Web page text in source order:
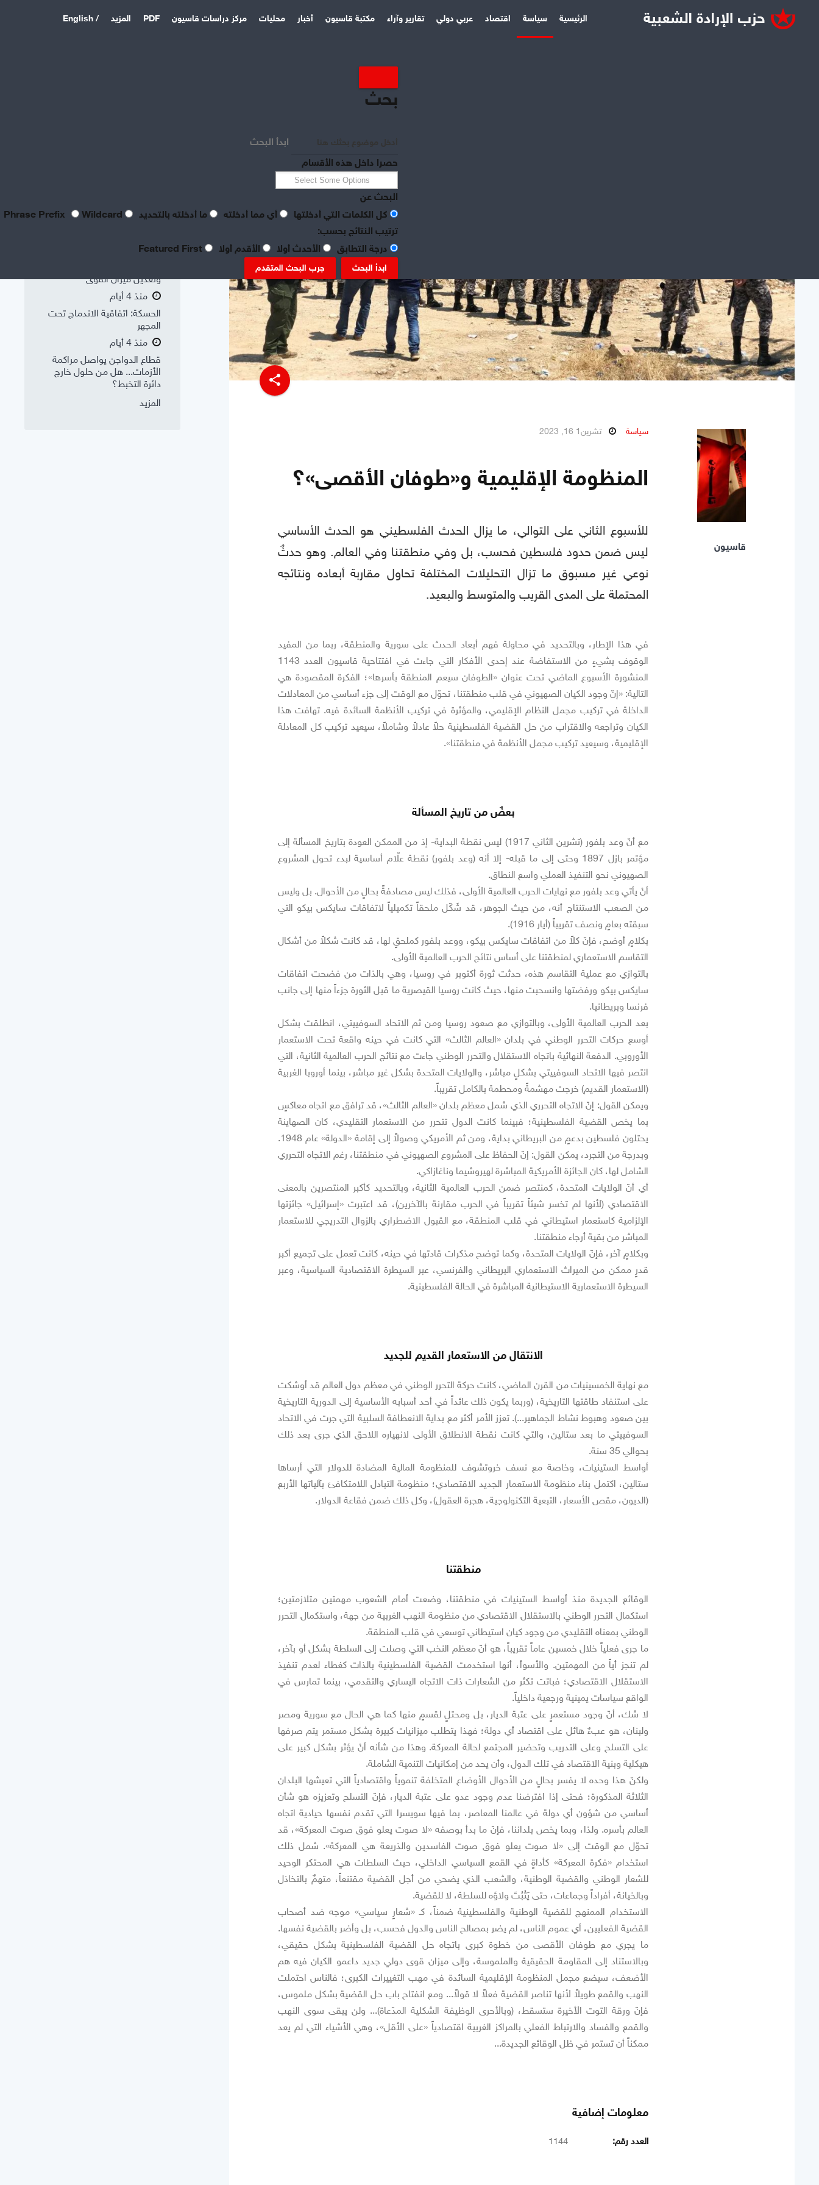
الرئيسية سياسة اقتصاد عربي دولي تقارير وآراء مكتبة قاسيون أخبار محليات مركز دراسات قاسيون PDF المزيد / English
بحث
ابدأ البحث
حصرا داخل هذه الأقسام
البحث عن
كل الكلمات التي أدخلتها
أي مما أدخلته ما أدخلته بالتحديد
Wildcard
ترتيب النتائج بحسب:
درجة التطابق
الأحدث أولا الأقدم أولا
ابدأ البحث جرب البحث المتقدم
share
قاسيون
سياسة تشرين1 16, 2023
المنظومة الإقليمية و«طوفان الأقصى»؟
للأسبوع الثاني على التوالي، ما يزال الحدث الفلسطيني هو الحدث الأساسي
ليس ضمن حدود فلسطين فحسب، بل وفي منطقتنا وفي العالم. وهو حدثٌ
نوعي غير مسبوق ما تزال التحليلات المختلفة تحاول مقاربة أبعاده ونتائجه
المحتملة على المدى القريب والمتوسط والبعيد.
في هذا الإطار، وبالتحديد في محاولة فهم أبعاد الحدث على سورية والمنطقة، ربما من المفيد
الوقوف بشيءٍ من الاستفاضة عند إحدى الأفكار التي جاءت في افتتاحية قاسيون العدد 1143
المنشورة الأسبوع الماضي تحت عنوان «الطوفان سيعم المنطقة بأسرها»؛ الفكرة المقصودة هي
التالية: «إنّ وجود الكيان الصهيوني في قلب منطقتنا، تحوّل مع الوقت إلى جزء أساسي من المعادلات
الداخلة في تركيب مجمل النظام الإقليمي، والمؤثرة في تركيب الأنظمة السائدة فيه. تهافت هذا
الكيان وتراجعه والاقتراب من حل القضية الفلسطينية حلاً عادلاً وشاملاً، سيعيد تركيب كل المعادلة
الإقليمية، وسيعيد تركيب مجمل الأنظمة في منطقتنا».
بعضٌ من تاريخ المسألة
مع أنّ وعد بلفور (تشرين الثاني 1917) ليس نقطة البداية- إذ من الممكن العودة بتاريخ المسألة إلى
مؤتمر بازل 1897 وحتى إلى ما قبله- إلا أنه (وعد بلفور) نقطة علّام أساسية لبدء تحول المشروع
الصهيوني نحو التنفيذ العملي واسع النطاق.
أنْ يأتي وعد بلفور مع نهايات الحرب العالمية الأولى، فذلك ليس مصادفةً بحالٍ من الأحوال. بل وليس
من الصعب الاستنتاج أنه، من حيث الجوهر، قد شَكّل ملحقاً تكميلياً لاتفاقات سايكس بيكو التي
سبقته بعامٍ ونصف تقريباً (أيار 1916).
بكلامٍ أوضح، فإنّ كلاً من اتفاقات سايكس بيكو، ووعد بلفور كملحقٍ لها، قد كانت شكلاً من أشكال
التقاسم الاستعماري لمنطقتنا على أساس نتائج الحرب العالمية الأولى.
بالتوازي مع عملية التقاسم هذه، حدثت ثورة أكتوبر في روسيا، وهي بالذات من فضحت اتفاقات
سايكس بيكو ورفضتها وانسحبت منها، حيث كانت روسيا القيصرية ما قبل الثورة جزءاً منها إلى جانب
فرنسا وبريطانيا.
بعد الحرب العالمية الأولى، وبالتوازي مع صعود روسيا ومن ثم الاتحاد السوفييتي، انطلقت بشكل
أوسع حركات التحرر الوطني في بلدان «العالم الثالث» التي كانت في حينه واقعة تحت الاستعمار
الأوروبي. الدفعة النهائية باتجاه الاستقلال والتحرر الوطني جاءت مع نتائج الحرب العالمية الثانية، التي
انتصر فيها الاتحاد السوفييتي بشكلٍ مباشر، والولايات المتحدة بشكل غير مباشر، بينما أوروبا الغربية
(الاستعمار القديم) خرجت مهشمةً ومحطمة بالكامل تقريباً.
ويمكن القول: إنّ الاتجاه التحرري الذي شمل معظم بلدان «العالم الثالث»، قد ترافق مع اتجاه معاكسٍ
بما يخص القضية الفلسطينية؛ فبينما كانت الدول تتحرر من الاستعمار التقليدي، كان الصهاينة
يحتلون فلسطين بدعمٍ من البريطاني بداية، ومن ثم الأمريكي وصولاً إلى إقامة «الدولة» عام 1948.
وبدرجة من التجرد، يمكن القول: إنّ الحفاظ على المشروع الصهيوني في منطقتنا، رغم الاتجاه التحرري
الشامل لها، كان الجائزة الأمريكية المباشرة لهيروشيما وناغازاكي.
أي أنّ الولايات المتحدة، كمنتصر ضمن الحرب العالمية الثانية، وبالتحديد كأكبر المنتصرين بالمعنى
الاقتصادي (لأنها لم تخسر شيئاً تقريباً في الحرب مقارنة بالآخرين)، قد اعتبرت «إسرائيل» جائزتها
الإلزامية كاستعمار استيطاني في قلب المنطقة، مع القبول الاضطراري بالزوال التدريجي للاستعمار
المباشر من بقية أرجاء منطقتنا.
وبكلامٍ آخر، فإنّ الولايات المتحدة، وكما توضح مذكرات قادتها في حينه، كانت تعمل على تجميع أكبر
قدرٍ ممكن من الميراث الاستعماري البريطاني والفرنسي، عبر السيطرة الاقتصادية السياسية، وعبر
السيطرة الاستعمارية الاستيطانية المباشرة في الحالة الفلسطينية.
الانتقال من الاستعمار القديم للجديد
مع نهاية الخمسينيات من القرن الماضي، كانت حركة التحرر الوطني في معظم دول العالم قد أوشكت
على استنفاد طاقتها التاريخية، (وربما يكون ذلك عائداً في أحد أسبابه الأساسية إلى الدورية التاريخية
بين صعود وهبوط نشاط الجماهير...). تعزز الأمر أكثر مع بداية الانعطافة السلبية التي جرت في الاتحاد
السوفييتي ما بعد ستالين، والتي كانت نقطة الانطلاق الأولى لانهياره اللاحق الذي جرى بعد ذلك
بحوالي 35 سنة.
أواسط الستينيات، وخاصة مع نسف خروتشوف للمنظومة المالية المضادة للدولار التي أرساها
ستالين، اكتمل بناء منظومة الاستعمار الجديد الاقتصادي؛ منظومة التبادل اللامتكافئ بآلياتها الأربع
(الديون، مقص الأسعار، التبعية التكنولوجية، هجرة العقول)، وكل ذلك ضمن فقاعة الدولار.
منطقتنا
الوقائع الجديدة منذ أواسط الستينيات في منطقتنا، وضعت أمام الشعوب مهمتين متلازمتين؛
استكمال التحرر الوطني بالاستقلال الاقتصادي من منظومة النهب الغربية من جهة، واستكمال التحرر
الوطني بمعناه التقليدي من وجود كيان استيطاني توسعي في قلب المنطقة.
ما جرى فعلياً خلال خمسين عاماً تقريباً، هو أنّ معظم النخب التي وصلت إلى السلطة بشكل أو بآخر،
لم تنجز أياً من المهمتين. والأسوأ، أنها استخدمت القضية الفلسطينية بالذات كغطاء لعدم تنفيذ
الاستقلال الاقتصادي؛ فباتت تكثر من الشعارات ذات الاتجاه اليساري والتقدمي، بينما تمارس في
الواقع سياسات يمينية ورجعية داخلياً.
لا شك، أنّ وجود مستعمرٍ على عتبة الديار، بل ومحتلٍ لقسمٍ منها كما هي الحال مع سورية ومصر
ولبنان، هو عبءٌ هائل على اقتصاد أي دولة؛ فهذا يتطلب ميزانيات كبيرة بشكل مستمر يتم صرفها
على التسلح وعلى التدريب وتحضير المجتمع لحالة المعركة. وهذا من شأنه أنْ يؤثر بشكل كبير على
هيكلية وبنية الاقتصاد في تلك الدول، وأن يحد من إمكانيات التنمية الشاملة.
ولكنّ هذا وحده لا يفسر بحالٍ من الأحوال الأوضاع المتخلفة تنموياً واقتصادياً التي تعيشها البلدان
الثلاثة المذكورة؛ فحتى إذا افترضنا عدم وجود عدو على عتبة الديار، فإنّ التسلح وتعزيزه هو شأن
أساسي من شؤون أي دولة في عالمنا المعاصر، بما فيها سويسرا التي تقدم نفسها حيادية اتجاه
العالم بأسره. ولذا، وبما يخص بلداننا، فإنّ ما بدأ بوصفه «لا صوت يعلو فوق صوت المعركة»، قد
تحوّل مع الوقت إلى «لا صوت يعلو فوق صوت الفاسدين والذريعة هي المعركة». شمل ذلك
استخدام «فكرة المعركة» كأداةٍ في القمع السياسي الداخلي، حيث السلطات هي المحتكر الوحيد
للشعار الوطني والقضية الوطنية، والشعب الذي يضحي من أجل القضية مقتنعاً، متهمٌ بالتخاذل
وبالخيانة، أفراداً وجماعات، حتى يَثْبُتَ ولاؤه للسلطة، لا للقضية.
الاستخدام الممنهج للقضية الوطنية والفلسطينية ضمناً، كـ «شعارٍ سياسي» موجه ضد أصحاب
القضية الفعليين، أي عموم الناس، لم يضر بمصالح الناس والدول فحسب، بل وأضر بالقضية نفسها.
ما يجري مع طوفان الأقصى من خطوة كبرى باتجاه حل القضية الفلسطينية بشكل حقيقي،
وبالاستناد إلى المقاومة الحقيقية والملموسة، وإلى ميزان قوى دولي جديد داعمو الكيان فيه هم
الأضعف، سيضع مجمل المنظومة الإقليمية السائدة في مهب التغييرات الكبرى؛ فالناس احتملت
النهب والقمع طويلاً لأنها تناصر القضية فعلاً لا قولاً... ومع انفتاح باب حل القضية بشكل ملموس،
فإنّ ورقة التوت الأخيرة ستسقط، (وبالأحرى الوظيفة الشكلية المدّعاة)... ولن يبقى سوى النهب
والقمع والفساد والارتباط الفعلي بالمراكز الغربية اقتصادياً «على الأقل»، وهي الأشياء التي لم يعد
ممكناً أن تستمر في ظل الوقائع الجديدة...
معلومات إضافية
العدد رقم: 1144
واقع الصناعة النسيجية
السورية: «عن جد نزعتا»
تنظيم العمال: ضرورة
وتعديل ميزان القوى
منذ 4 أيام
الحسكة: اتفاقية الاندماج تحت
المجهر
منذ 4 أيام
قطاع الدواجن يواصل مراكمة
الأزمات... هل من حلول خارج
دائرة التخبط؟
المزيد